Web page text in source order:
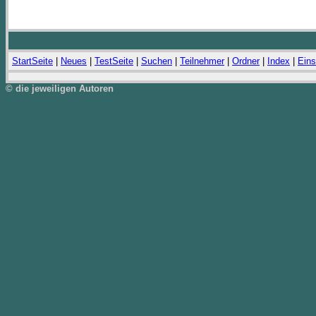
StartSeite Neues TestSeite Suchen Teilnehmer| Ordner| Index
© die jeweiligen Autoren